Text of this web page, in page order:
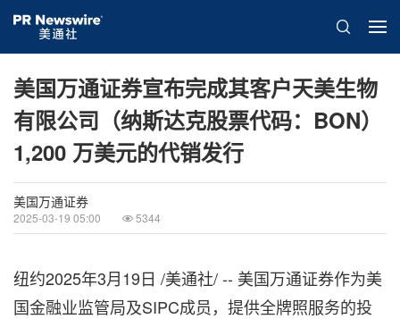
美国万通证券宣布完成其客户天美生物
有限公司（纳斯达克股票代码：BON）
1,200 万美元的代销发行
美国万通证券
2025-03-19 05:00 5344
纽约2025年3月19日 /美通社/ -- 美国万通证券作为美
国金融业监管局及SIPC成员，提供全牌照服务的投